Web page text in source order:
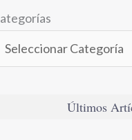
Últimos